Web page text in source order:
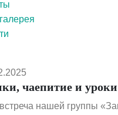
чаепитие и
нашей группы